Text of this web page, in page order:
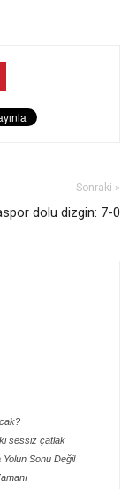
Sonraki »
dolu dizgin: 7-0
sessiz çatlak
Yolun Sonu Değil